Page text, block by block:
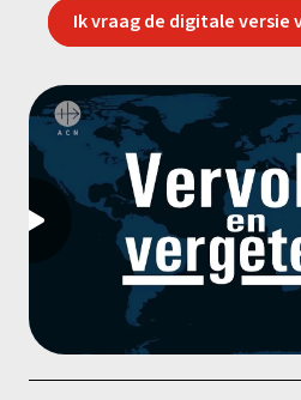
Ik vraag de digitale versie